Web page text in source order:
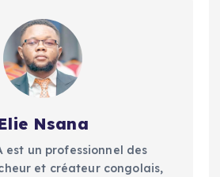
Nsana
est un professionnel des
et créateur congolais,